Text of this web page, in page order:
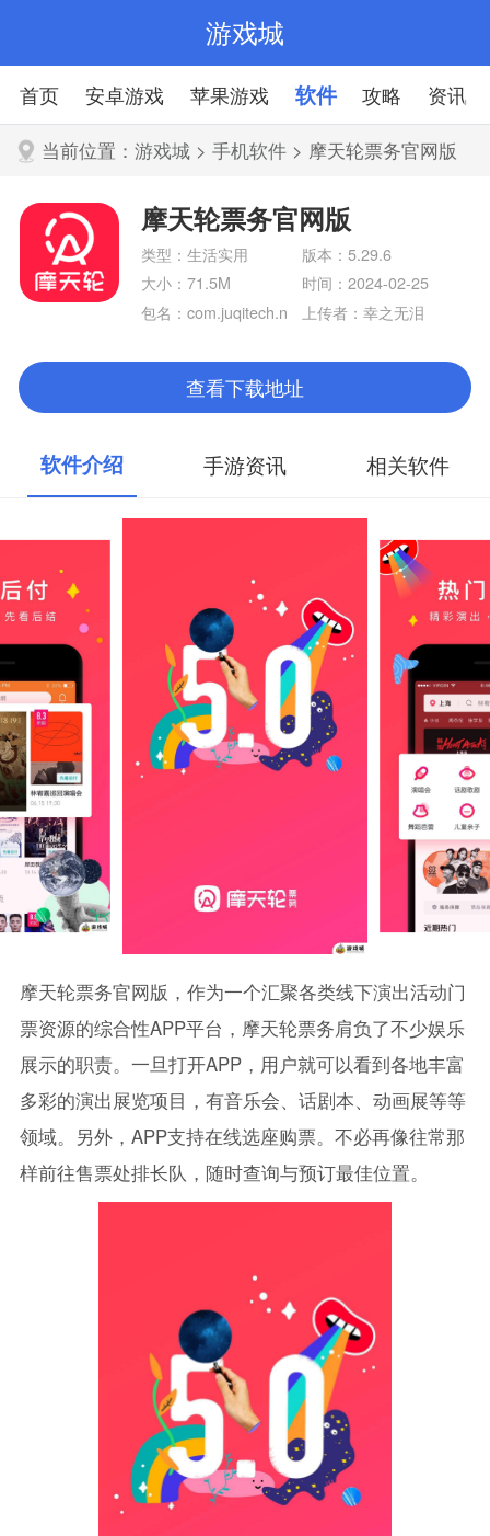
游戏城
首页 安卓游戏 苹果游戏 软件 攻略 资讯
当前位置：游戏城 >手机软件 > 摩天轮票务官网版
摩天轮票务官网版
类型：生活实用
版本：5.29.6
大小：71.5M
时间：2024-02-25
包名：com.juqitech.n
上传者：幸之无泪
查看下载地址
软件介绍 手游资讯 相关软件
摩天轮票务官网版，作为一个汇聚各类线下演出活动门
票资源的综合性APP平台，摩天轮票务肩负了不少娱乐
展示的职责。一旦打开APP，用户就可以看到各地丰富
多彩的演出展览项目，有音乐会、话剧本、动画展等等
领域。另外，APP支持在线选座购票。不必再像往常那
样前往售票处排长队，随时查询与预订最佳位置。